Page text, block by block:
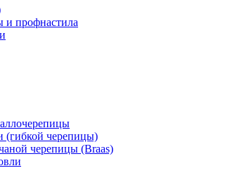
и профнастила
(гибкой черепицы)
черепицы (Braas)